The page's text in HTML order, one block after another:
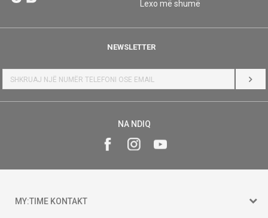
Lexo më shumë
NEWSLETTER
HYR
NA NDIQ
MY:TIME KONTAKT